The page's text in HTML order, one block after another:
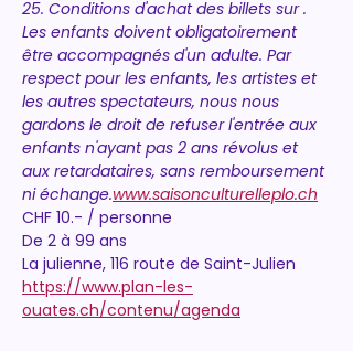
25. Conditions d'achat des billets sur .
Les enfants doivent obligatoirement
être accompagnés d'un adulte. Par
respect pour les enfants, les artistes et
les autres spectateurs, nous nous
gardons le droit de refuser l'entrée aux
enfants n'ayant pas 2 ans révolus et
aux retardataires, sans remboursement
ni échange.www.saisonculturelleplo.ch
CHF 10.- / personne
De 2 à 99 ans
La julienne, 116 route de Saint-Julien
https://www.plan-les-
ouates.ch/contenu/agenda